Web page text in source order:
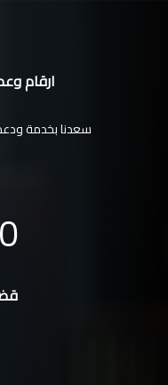
ارقام
سعدنا بخدمة